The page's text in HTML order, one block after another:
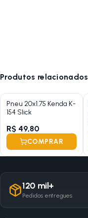
Produtos relacionados
Pneu 20x1.75 Kenda K-
154 Slick
R$ 49,80
COMPRAR
120 mil+
Pedidos entregues